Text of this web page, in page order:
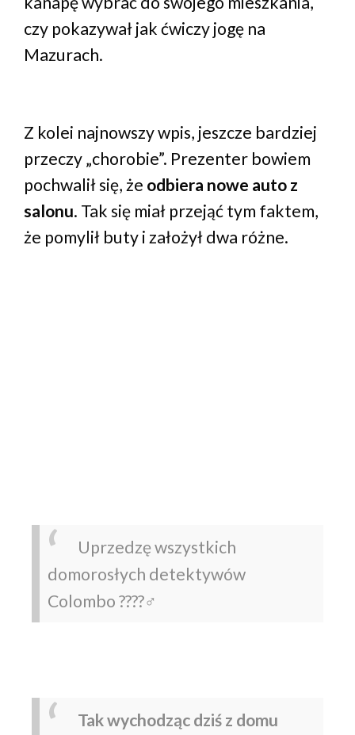
czy pokazywał jak ćwiczy jogę na
Mazurach.
Z kolei najnowszy wpis, jeszcze bardziej
przeczy „chorobie”. Prezenter bowiem
pochwalił się, że odbiera nowe auto z
salonu. Tak się miał przejąć tym faktem,
że pomylił buty i założył dwa różne.
Uprzedzę wszystkich
domorosłych detektywów
Colombo ????️‍♂️
Tak wychodząc dziś z domu